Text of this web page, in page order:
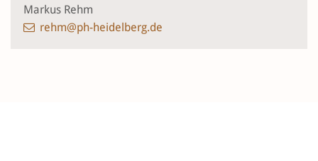
Markus Rehm
rehm@ph-heidelberg.de